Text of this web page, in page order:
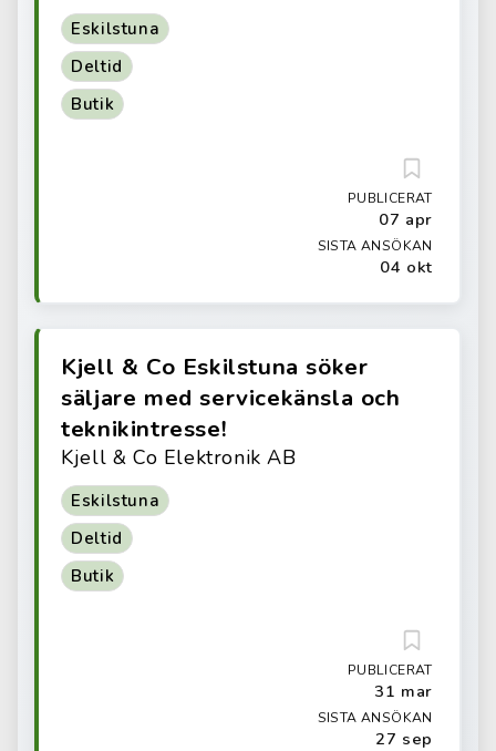
Eskilstuna
Deltid
Butik
PUBLICERAT
07 apr
SISTA ANSÖKAN
04 okt
Kjell & Co Eskilstuna söker
säljare med servicekänsla och
teknikintresse!
Kjell & Co Elektronik AB
Eskilstuna
Deltid
Butik
PUBLICERAT
31 mar
SISTA ANSÖKAN
27 sep